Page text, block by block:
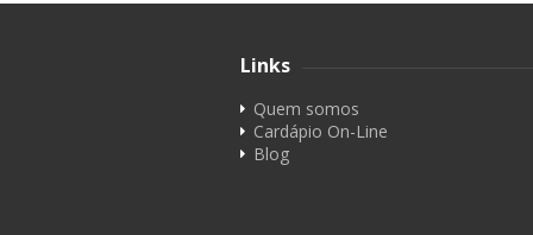
Links
Quem somos
Cardápio On-Line
Blog